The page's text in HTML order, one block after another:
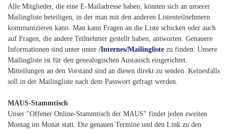
Alle Mitglieder, die eine E-Mailadresse haben, können sich an unserer
Mailingliste beteiligen, in der man mit den anderen Listenteilnehmern
kommunizieren kann. Man kann Fragen an die Liste schicken oder auch
auf Fragen, die andere Teilnehmer gestellt haben, antworten. Genauere
Informationen sind unter unter /Internes/Mailingliste zu finden. Unsere
Mailingliste ist für den genealogischen Austausch eingerichtet.
Mitteilungen an den Vorstand sind an diesen direkt zu senden. Keinesfalls
soll in der Mailingliste nach dem Passwort gefragt werden.
MAUS-Stammtisch
Unser "Offener Online-Stammtisch der MAUS" findet jeden zweiten
Montag im Monat statt. Die genauen Termine und den Link zu den